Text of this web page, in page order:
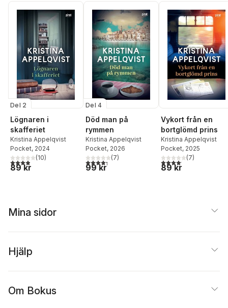
Del 2
Lögnaren i
skafferiet
Kristina Appelqvist
Pocket, 2024
3,9utav 5 stjärnor. Totalt antal röster:
(10)
89 kr
Del 4
Död man på
rymmen
Kristina Appelqvist
Pocket, 2026
4,3utav 5 stjärnor. Totalt antal röster:
(7)
99 kr
Vykort från en
bortglömd prins
Kristina Appelqvist
Pocket, 2025
4,1utav 5 stjärnor.
(7)
89 kr
Mina sidor
Hjälp
Om Bokus